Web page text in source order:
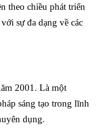
theo chiều phát triển
sự đa dạng về các
2001. Là một
sáng tạo trong lĩnh
dụng.